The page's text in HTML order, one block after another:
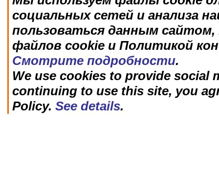
социальных сетей и анализа
пользоваться данным
файлов cookie и Политикой
Смотрите подробности.
We use cookies to provide social
continuing to use this site, you
Policy. See details.